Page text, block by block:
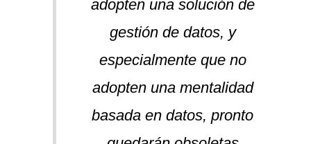
adopten una solución de
gestión de datos, y
especialmente que no
adopten una mentalidad
basada en datos, pronto